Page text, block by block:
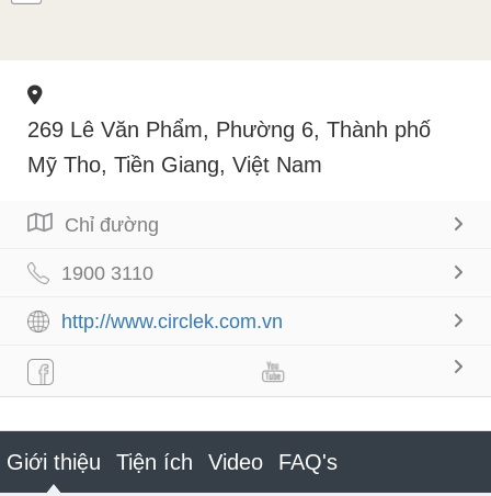
269 Lê Văn Phẩm, Phường 6, Thành phố
Mỹ Tho, Tiền Giang, Việt Nam
Chỉ đường
1900 3110
http://www.circlek.com.vn
Giới thiệu Tiện ích Video FAQ's